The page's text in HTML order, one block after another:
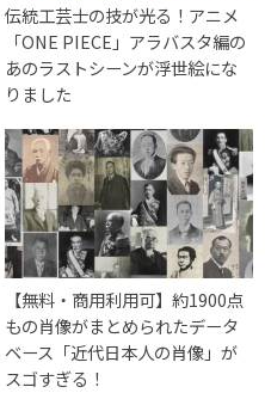
伝統工芸士の技が光る！アニメ
「ONE PIECE」アラバスタ編の
あのラストシーンが浮世絵にな
りました
【無料・商用利用可】約1900点
もの肖像がまとめられたデータ
ベース「近代日本人の肖像」が
スゴすぎる！